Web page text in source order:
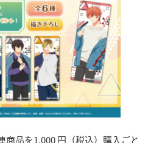
商品を1,000 円（税込）購入ごと